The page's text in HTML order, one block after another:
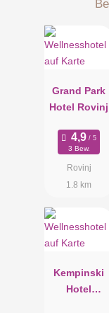
Grand Park
Hotel Rovinj
3 Bew.
Rovinj
1.8 km
Kempinski
Hotel